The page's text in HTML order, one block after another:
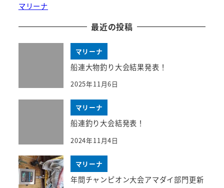
マリーナ
最近の投稿
マリーナ
船連大物釣り大会結果発表！
2025年11月6日
マリーナ
船連釣り大会結発表！
2024年11月4日
マリーナ
年間チャンピオン大会アマダイ部門更新